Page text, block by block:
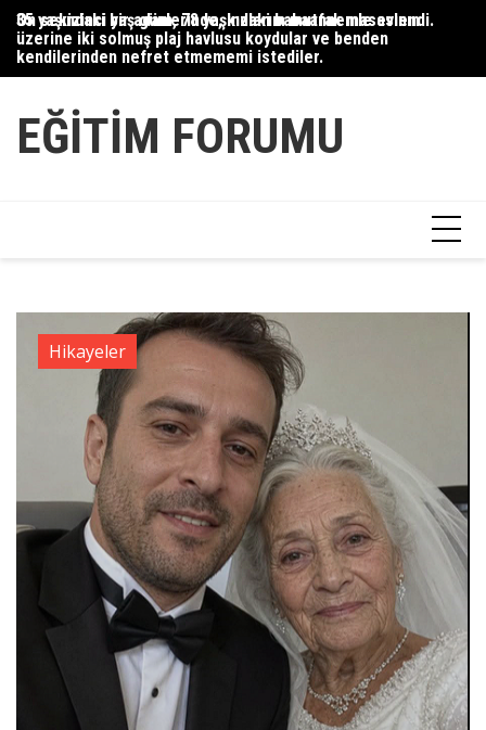
Skip
content
35 yaşındaki bir adam, 78 yaşındaki babaannemle evlendi.
On sekizinci yaş günlerinde, kızlarım mutfak masasının
üzerine iki solmuş plaj havlusu koydular ve benden
kendilerinden nefret etmememi istediler.
EĞITIM FORUMU
Hikayeler